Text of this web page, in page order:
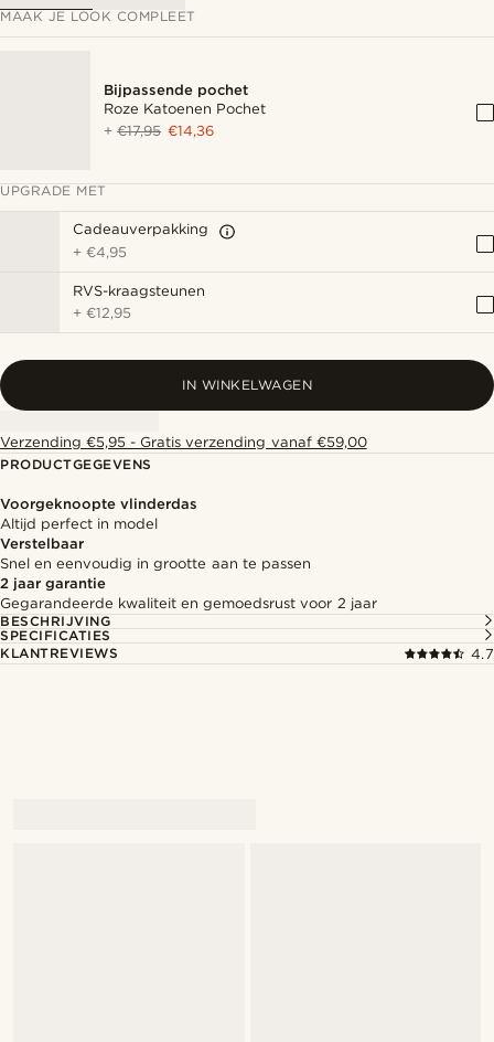
MAAK JE LOOK COMPLEET
Bijpassende pochet
Roze Katoenen Pochet
+€17,95 €14,36
UPGRADE MET
Cadeauverpakking
+€4,95
RVS-kraagsteunen
+€12,95
IN WINKELWAGEN
Verzending €5,95 - Gratis verzending vanaf €59,00
PRODUCTGEGEVENS
Voorgeknoopte vlinderdas
Altijd perfect in model
Verstelbaar
Snel en eenvoudig in grootte aan te passen
2 jaar garantie
Gegarandeerde kwaliteit en gemoedsrust voor 2 jaar
BESCHRIJVING
SPECIFICATIES
KLANTREVIEWS
4.7